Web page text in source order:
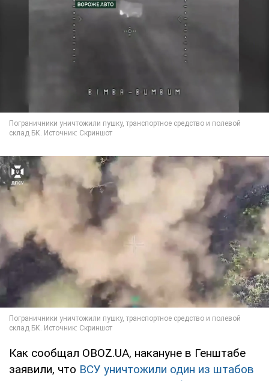
Как сообщал OBOZ.UA, накануне в Генштабе
заявили, что ВСУ уничтожили один из штабов